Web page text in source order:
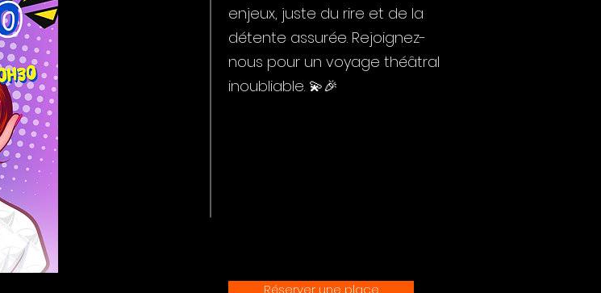
enjeux, juste du rire et de la
détente assurée. Rejoignez-
nous pour un voyage théâtral
inoubliable. 💫🎉
Réserver une place